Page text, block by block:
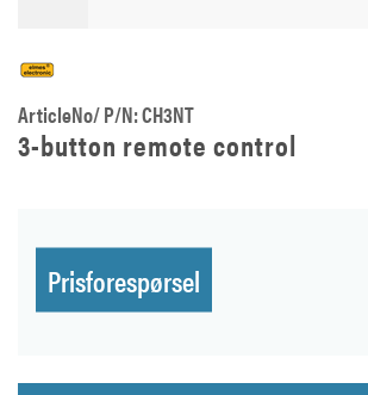
ArticleNo/ P/N: CH3NT
3-button remote control
Prisforespørsel